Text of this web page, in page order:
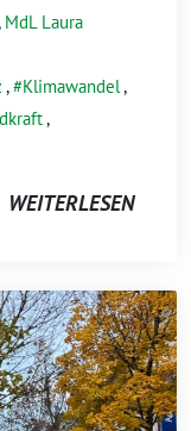
MdL Laura
, Klimawandel,
,
WEITERLESEN